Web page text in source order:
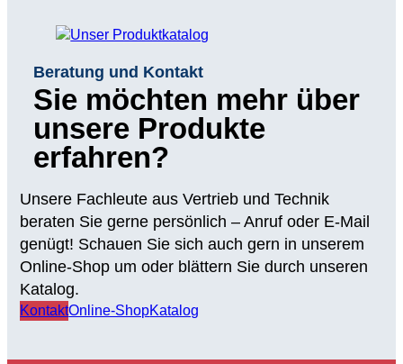
Beratung und Kontakt
Sie möchten mehr über
unsere Produkte
erfahren?
Unsere Fachleute aus Vertrieb und Technik
beraten Sie gerne persönlich – Anruf oder E-Mail
genügt! Schauen Sie sich auch gern in unserem
Online-Shop um oder blättern Sie durch unseren
Katalog.
KontaktOnline-ShopKatalog